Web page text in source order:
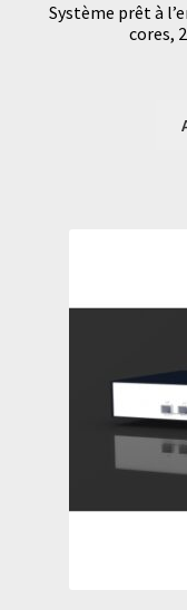
Système prêt à
cores,